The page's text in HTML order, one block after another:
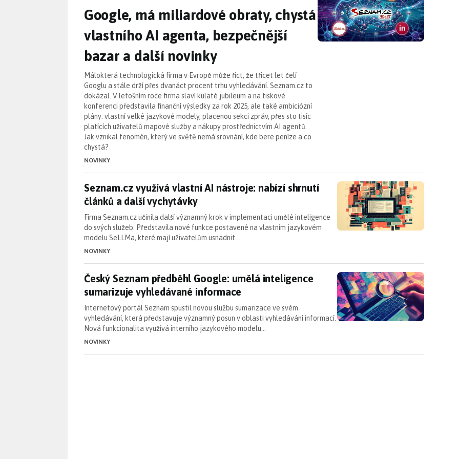
Google, má miliardové obraty, chystá
vlastního AI agenta, bezpečnější
bazar a další novinky
Málokterá technologická firma v Evropě může říct, že třicet let čelí
Googlu a stále drží přes dvanáct procent trhu vyhledávání. Seznam.cz to
dokázal. V letošním roce firma slaví kulaté jubileum a na tiskové
konferenci představila finanční výsledky za rok 2025, ale také ambiciózní
plány: vlastní velké jazykové modely, placenou sekci zpráv, přes sto tisíc
platících uživatelů mapové služby a nákupy prostřednictvím AI agentů.
Jak vznikal fenomén, který ve světě nemá srovnání, kde bere peníze a co
chystá?
NOVINKY
Seznam.cz využívá vlastní AI nástroje: nabízí shrnutí článků a další vychytávky
Seznam.cz využívá vlastní AI nástroje: nabízí shrnutí
článků a další vychytávky
Firma Seznam.cz učinila další významný krok v implementaci umělé inteligence
do svých služeb. Představila nové funkce postavené na vlastním jazykovém
modelu SeLLMa, které mají uživatelům usnadnit…
NOVINKY
Český Seznam předběhl Google: umělá inteligence sumarizuje vyhledávané
Český Seznam předběhl Google: umělá inteligence
sumarizuje vyhledávané informace
Internetový portál Seznam spustil novou službu sumarizace ve svém
vyhledávání, která představuje významný posun v oblasti vyhledávání informací.
Nová funkcionalita využívá interního jazykového modelu…
NOVINKY